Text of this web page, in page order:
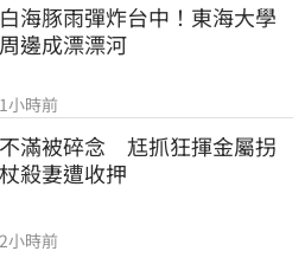
白海豚雨彈炸台中！東海大學
周邊成漂漂河
1小時前
不滿被碎念　尪抓狂揮金屬拐
杖殺妻遭收押
2小時前